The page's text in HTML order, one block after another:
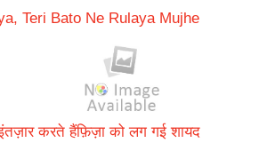
Teri Bato Ne Rulaya Mujhe
करते हैंफ़िज़ा को लग गई शायद